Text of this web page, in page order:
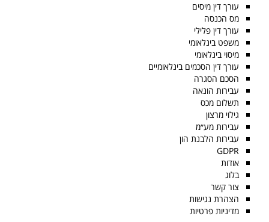
עורך דין מיסים
מס הכנסה
עורך דין פלילי
משפט בינלאומי
מיסוי בינלאומי
עורך דין הסכמים בינלאומיים
הסכם הסגרה
עבירות הונאה
תשלום מכס
גילוי מרצון
עבירות מע״מ
עבירות הלבנת הון
GDPR
אודות
בלוג
צור קשר
הצהרת נגישות
מדיניות פרטיות